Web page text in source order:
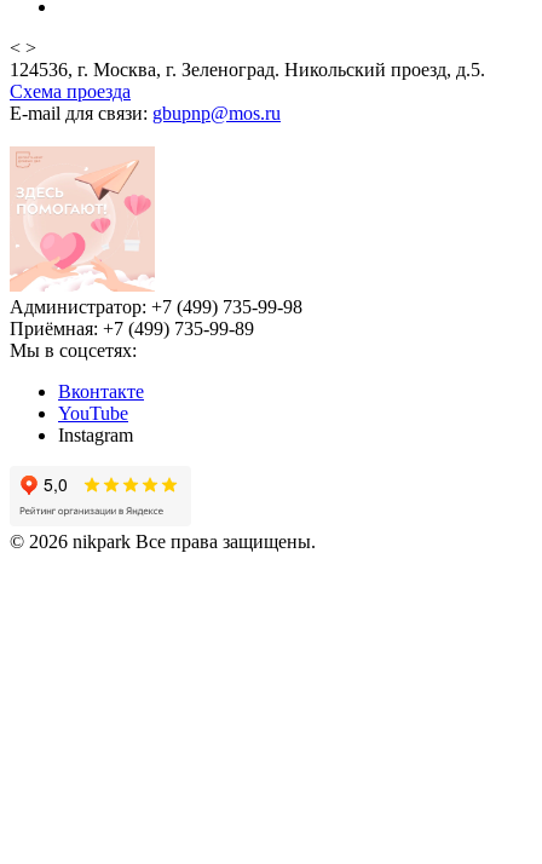
< >
124536, г. Москва, г. Зеленоград. Никольский проезд, д.5.
Схема проезда
E-mail для связи: gbupnp@mos.ru
Администратор: +7 (499) 735-99-98
Приёмная: +7 (499) 735-99-89
Мы в соцсетях:
Вконтакте
YouTube
Instagram
© 2026 nikpark Все права защищены.